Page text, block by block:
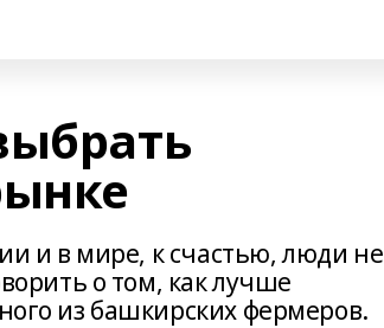
и в мире, к счастью, люди не
о том, как лучше
из башкирских фермеров.